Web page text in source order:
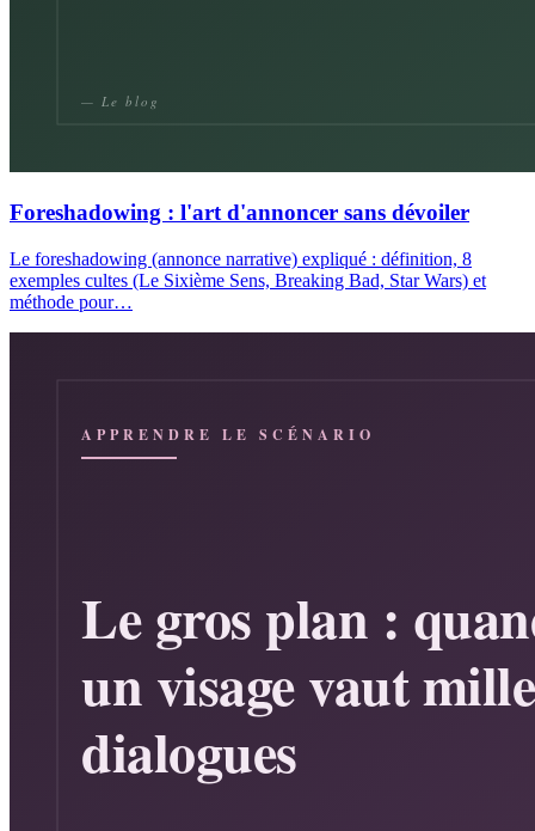
Foreshadowing : l'art d'annoncer sans dévoiler
Le foreshadowing (annonce narrative) expliqué : définition, 8
exemples cultes (Le Sixième Sens, Breaking Bad, Star Wars) et
méthode pour…